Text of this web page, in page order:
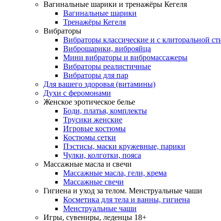
Вагинальные шарики и тренажёры Кегеля
Вагинальные шарики
Тренажёры Кегеля
Вибраторы
Вибраторы классические и с клиторальной
Виброшарики, виброяйца
Мини вибраторы и вибромассажеры
Вибраторы реалистичные
Вибраторы для пар
Для вашего здоровья (витамины)
Духи с феромонами
Женское эротическое белье
Боди, платья, комплекты
Трусики женские
Игровые костюмы
Костюмы сетки
Пэстисы, маски кружевные, парики
Чулки, колготки, пояса
Массажные масла и свечи
Массажные масла, гели, крема
Массажные свечи
Гигиена и уход за телом. Менструальные чаши
Косметика для тела и ванны, гигиена
Менструальные чаши
Игры, сувениры, леденцы 18+